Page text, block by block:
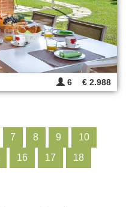
6 € 2.988
7 8 9
10
16 17 18